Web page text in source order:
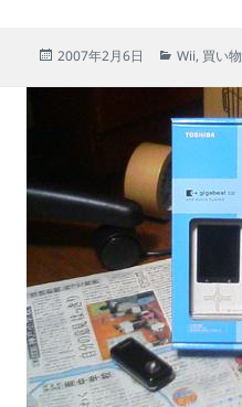
投
2007年2月6日
カ
リ
ー
Wii, 買い物